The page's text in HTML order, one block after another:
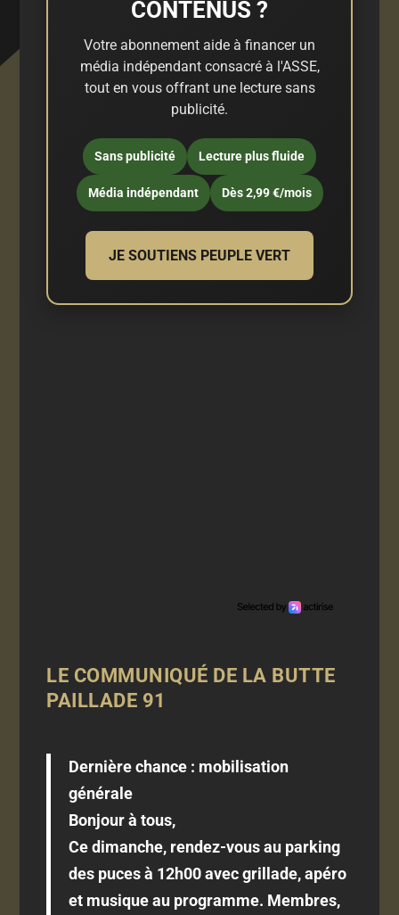
CONTENUS ?
Votre abonnement aide à financer un
média indépendant consacré à l'ASSE,
tout en vous offrant une lecture sans
publicité.
Sans publicité Lecture plus fluide
Média indépendant Dès 2,99 €/mois
JE SOUTIENS PEUPLE VERT
LE COMMUNIQUÉ DE LA BUTTE
PAILLADE 91
Dernière chance : mobilisation
générale
Bonjour à tous,
Ce dimanche, rendez-vous au parking
des puces à 12h00 avec grillade, apéro
et musique au programme. Membres,